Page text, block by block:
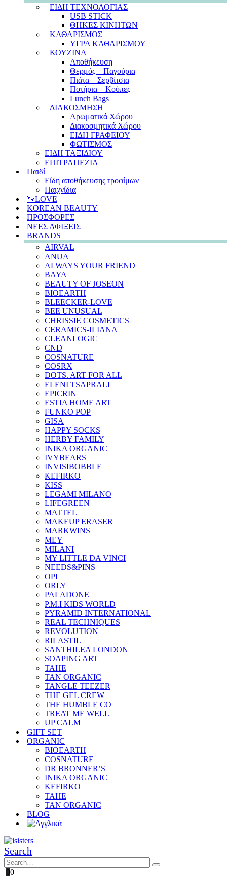
ΕΙΔΗ ΤΕΧΝΟΛΟΓΙΑΣ
USB STICK
ΘΗΚΕΣ ΚΙΝΗΤΩΝ
ΚΑΘΑΡΙΣΜΟΣ
ΥΓΡΑ ΚΑΘΑΡΙΣΜΟΥ
ΚΟΥΖΙΝΑ
Αποθήκευση
Θερμός – Παγούρια
Πιάτα – Σερβίτσια
Ποτήρια – Κούπες
Lunch Bags
ΔΙΑΚΟΣΜΗΣΗ
Αρωματικά Χώρου
Διακοσμητικά Χώρου
ΕΙΔΗ ΓΡΑΦΕΙΟΥ
ΦΩΤΙΣΜΟΣ
ΕΙΔΗ ΤΑΞΙΔΙΟΥ
ΕΠΙΤΡΑΠΕΖΙΑ
Παιδί
Είδη αποθήκευσης τροφίμων
Παιχνίδια
🐾LOVE
KOREAN BEAUTY
ΠΡΟΣΦΟΡΕΣ
ΝΕΕΣ ΑΦΙΞΕΙΣ
BRANDS
AIRVAL
ANUA
ALWAYS YOUR FRIEND
BAYA
BEAUTY OF JOSEON
BIOEARTH
BLEECKER-LOVE
BEE UNUSUAL
CHRISSIE COSMETICS
CERAMICS-ILIANA
CLEANLOGIC
CND
COSNATURE
COSRX
DOTS. ART FOR ALL
ELENI TSAPRALI
EPICRIN
ESTIA HOME ART
FUNKO POP
GISA
HAPPY SOCKS
HERBY FAMILY
INIKA ORGANIC
IVYBEARS
INVISIBOBBLE
KEFIRKO
KISS
LEGAMI MILANO
LIFEGREEN
MATTEL
MAKEUP ERASER
MARKWINS
MEY
MILANI
MY LITTLE DA VINCI
NEEDS&PINS
OPI
ORLY
PALADONE
P.M.I KIDS WORLD
PYRAMID INTERNATIONAL
REAL TECHNIQUES
REVOLUTION
RILASTIL
SANTHILEA LONDON
SOAPING ART
TAHE
TAN ORGANIC
TANGLE TEEZER
THE GEL CREW
THE HUMBLE CO
TREAT ME WELL
UP CALM
GIFT SET
ORGANIC
BIOEARTH
COSNATURE
DR BRONNER’S
INIKA ORGANIC
KEFIRKO
TAHE
TAN ORGANIC
BLOG
Search
00